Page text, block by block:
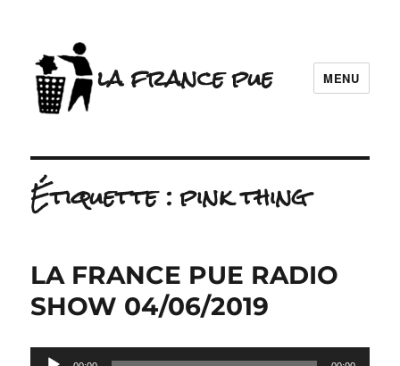
la france pue MENU
Étiquette :pink thing
LA FRANCE PUE RADIO
SHOW 04/06/2019
Lecteur